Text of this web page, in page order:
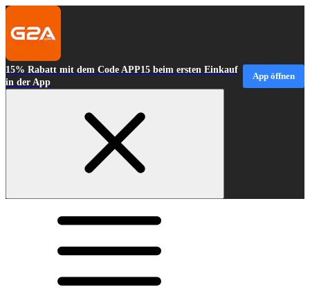
15% Rabatt mit dem Code APP15 beim ersten Einkauf
in der App
App öffnen